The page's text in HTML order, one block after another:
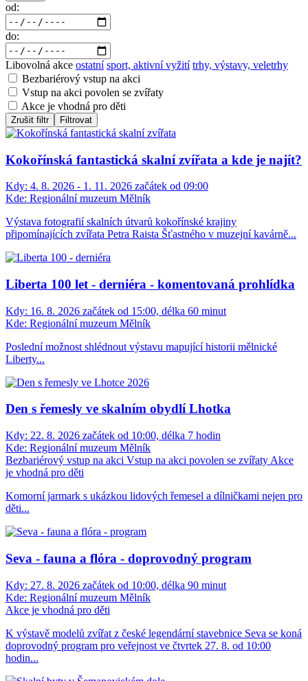
od:
do:
Libovolná akce ostatní sport, aktivní vyžití trhy, výstavy, veletrhy
Bezbariérový vstup na akci
Vstup na akci povolen se zvířaty
Akce je vhodná pro děti
Zrušit filtr Filtrovat
Kokořínská fantastická skalní zvířata a kde je najít?
Kdy: 4. 8. 2026 - 1. 11. 2026 začátek od 09:00
Kde: Regionální muzeum Mělník
Výstava fotografií skalních útvarů kokořínské krajiny
připomínajících zvířata Petra Raista Šťastného v muzejní kavárně...
Liberta 100 let - derniéra - komentovaná prohlídka
Kdy: 16. 8. 2026 začátek od 15:00, délka 60 minut
Kde: Regionální muzeum Mělník
Poslední možnost shlédnout výstavu mapující historii mělnické
Liberty...
Den s řemesly ve skalním obydlí Lhotka
Kdy: 22. 8. 2026 začátek od 10:00, délka 7 hodin
Kde: Regionální muzeum Mělník
Bezbariérový vstup na akci Vstup na akci povolen se zvířaty Akce
je vhodná pro děti
Komorní jarmark s ukázkou lidových řemesel a dílničkami nejen pro
děti...
Seva - fauna a flóra - doprovodný program
Kdy: 27. 8. 2026 začátek od 10:00, délka 90 minut
Kde: Regionální muzeum Mělník
Akce je vhodná pro děti
K výstavě modelů zvířat z české legendární stavebnice Seva se koná
doprovodný program pro veřejnost ve čtvrtek 27. 8. od 10:00
hodin...